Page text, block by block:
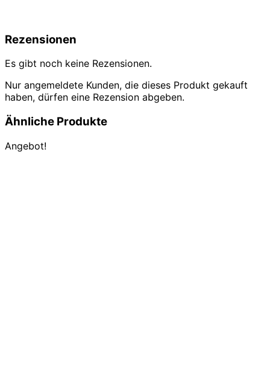
Rezensionen
Es gibt noch keine Rezensionen.
Nur angemeldete Kunden, die dieses Produkt gekauft
haben, dürfen eine Rezension abgeben.
Ähnliche Produkte
Angebot!